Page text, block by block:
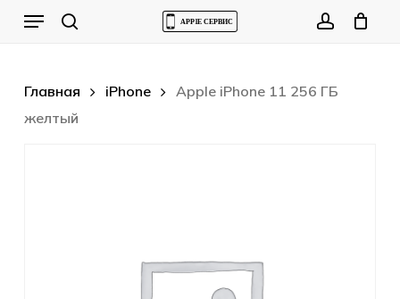
Menu
Главная iPhone
Apple iPhone 11 256 ГБ
желтый